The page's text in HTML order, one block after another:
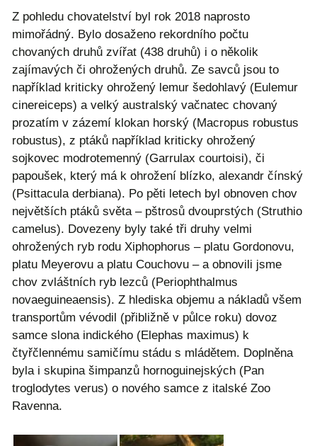
Z pohledu chovatelství byl rok 2018 naprosto
mimořádný. Bylo dosaženo rekordního počtu
chovaných druhů zvířat (438 druhů) i o několik
zajímavých či ohrožených druhů. Ze savců jsou to
například kriticky ohrožený lemur šedohlavý (Eulemur
cinereiceps) a velký australský vačnatec chovaný
prozatím v zázemí klokan horský (Macropus robustus
robustus), z ptáků například kriticky ohrožený
sojkovec modrotemenný (Garrulax courtoisi), či
papoušek, který má k ohrožení blízko, alexandr čínský
(Psittacula derbiana). Po pěti letech byl obnoven chov
největších ptáků světa – pštrosů dvouprstých (Struthio
camelus). Dovezeny byly také tři druhy velmi
ohrožených ryb rodu Xiphophorus – platu Gordonovu,
platu Meyerovu a platu Couchovu – a obnovili jsme
chov zvláštních ryb lezců (Periophthalmus
novaeguineaensis). Z hlediska objemu a nákladů všem
transportům vévodil (přibližně v půlce roku) dovoz
samce slona indického (Elephas maximus) k
čtyřčlennému samičímu stádu s mládětem. Doplněna
byla i skupina šimpanzů hornoguinejských (Pan
troglodytes verus) o nového samce z italské Zoo
Ravenna.